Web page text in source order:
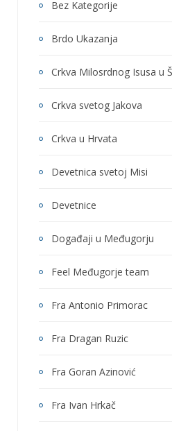
Bez Kategorije
Brdo Ukazanja
Crkva Milosrdnog Isusa u
Crkva svetog Jakova
Crkva u Hrvata
Devetnica svetoj Misi
Devetnice
Događaji u Međugorju
Feel Međugorje team
Fra Antonio Primorac
Fra Dragan Ruzic
Fra Goran Azinović
Fra Ivan Hrkač